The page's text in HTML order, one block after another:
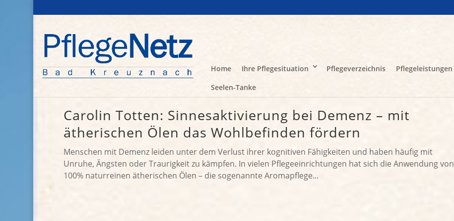
Home Ihre Pflegesituation Pflegeverzeichnis Pflegeleistungen
Seelen-Tanke
Carolin Totten: Sinnesaktivierung bei Demenz – mit
ätherischen Ölen das Wohlbefinden fördern
Menschen mit Demenz leiden unter dem Verlust ihrer kognitiven Fähigkeiten und haben häufig mit
Unruhe, Ängsten oder Traurigkeit zu kämpfen. In vielen Pflegeeinrichtungen hat sich die Anwendung von
100% naturreinen ätherischen Ölen – die sogenannte Aromapflege...